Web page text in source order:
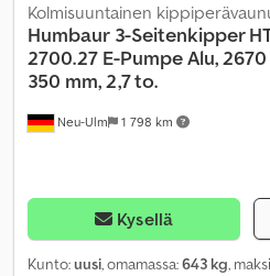
Neu-Ulm 1 798 km
Kolmisuuntainen
Humbaur 3-Seitenkipper
2700.27 E-Pumpe Alu, 2670
350 mm, 2,7 to.
Kysellä
Kunto:uusi, omamassa:643 kg,